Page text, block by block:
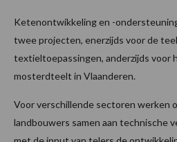
Ketenontwikkeling en -
twee projecten, enerzijds voor de
textieltoepassingen, anderzijds voor
mosterdteelt in Vlaanderen.
Voor verschillende sectoren werken
landbouwers samen aan technische